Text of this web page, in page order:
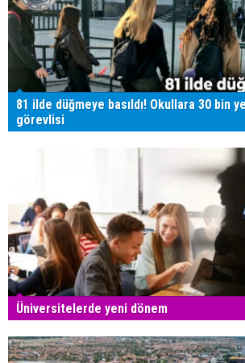
81 ilde düğmeye basıldı! Okullara 30 bin
görevlisi
Üniversitelerde yeni dönem